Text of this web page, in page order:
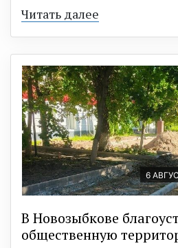
Читать далее
6
В Новозыбкове
общественную